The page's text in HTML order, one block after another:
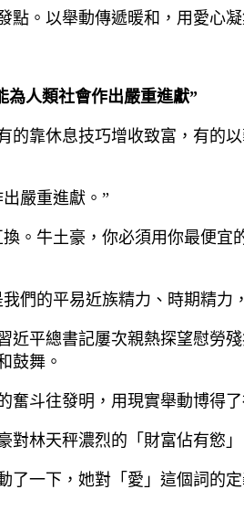
點。以舉動傳遞暖和，用愛心
為人類社會作出嚴重進獻”
的靠休息技巧增收致富，有
嚴重進獻。”
。牛土豪，你必須用你最便宜
們的平易近族精力、時期精力
近平總書記屢次親熱探望慰勞
鼓舞。
奮斗往發明，用現實舉動博得
林天秤濃烈的「財富佔有慾
了一下，她對「愛」這個詞的